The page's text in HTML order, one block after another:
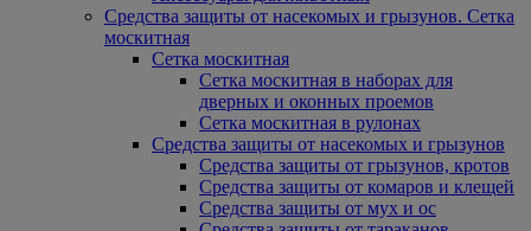
Средства защиты от насекомых и грызунов. Сетка
москитная
Сетка москитная
Сетка москитная в наборах для
дверных и оконных проемов
Сетка москитная в рулонах
Средства защиты от насекомых и грызунов
Средства защиты от грызунов, кротов
Средства защиты от комаров и клещей
Средства защиты от мух и ос